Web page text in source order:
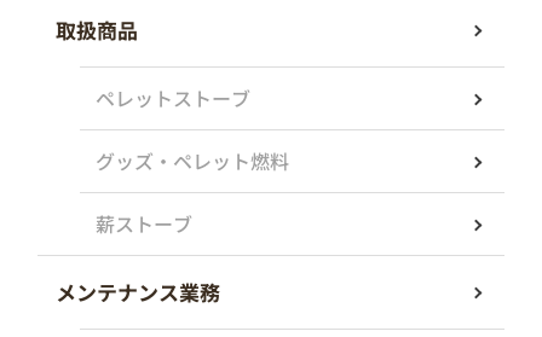
取扱商品
ペレットストーブ
グッズ・ペレット燃料
薪ストーブ
メンテナンス業務